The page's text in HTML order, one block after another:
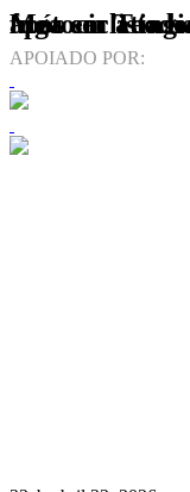
Motociclista bate contra viatura da PM após ser atingido por outra moto durante
APOIADO POR: